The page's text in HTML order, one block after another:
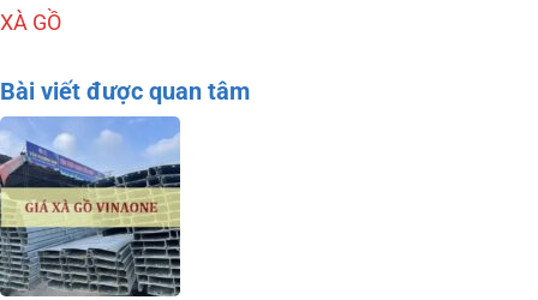
XÀ GỒ
Bài viết được quan tâm